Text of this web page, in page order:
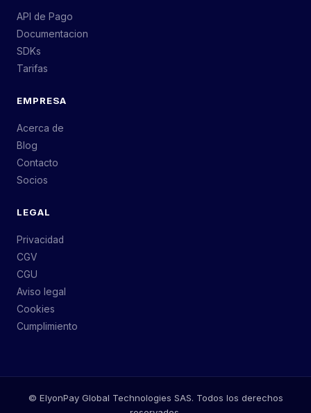
API de Pago
Documentacion
SDKs
Tarifas
EMPRESA
Acerca de
Blog
Contacto
Socios
LEGAL
Privacidad
CGV
CGU
Aviso legal
Cookies
Cumplimiento
© ElyonPay Global Technologies SAS. Todos los derechos